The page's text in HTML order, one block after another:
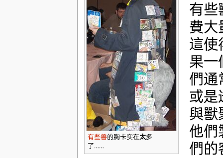
有些兽的胸卡实在太多
了……
有些
費大
這使
果一
們通
或是
與獸
他們
們的